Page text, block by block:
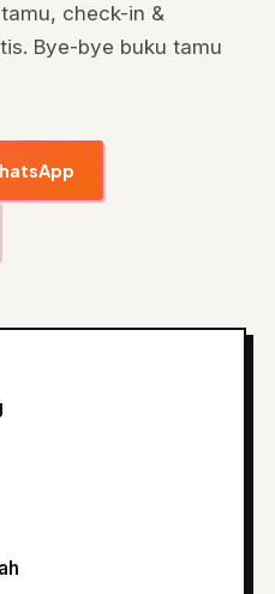
check-in &
Bye-bye buku tamu